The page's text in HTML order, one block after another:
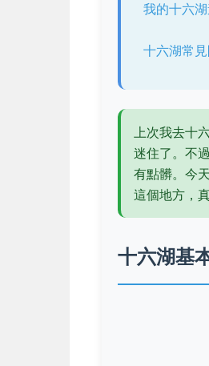
我的十六
十六湖常
上次我去十
迷住了。不
有點髒。今
這個地方，
十六湖基